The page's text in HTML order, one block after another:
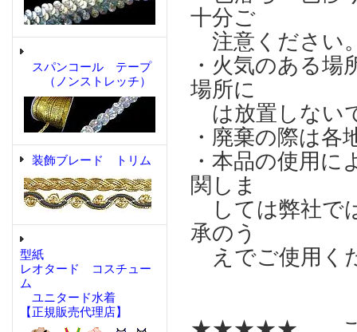
スパンコール テープ
（ノンストレッチ）
装飾ブレード トリム
型紙
レオタード コスチュー
ム
ユニタード水着
【正規販売代理店】
十分ご
注意ください
・火気のある場
場所に
は放置しない
・廃棄の際は
・本品の使用
関しま
しては弊社で
承のう
えでご使用く